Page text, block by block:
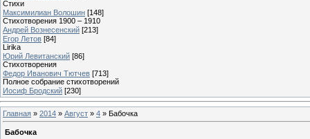
Стихи
Максимилиан Волошин [148]
Стихотворения 1900 – 1910
Андрей Вознесенский [213]
Егор Летов [84]
Lirika
Юрий Левитанский [86]
Стихотворения
Федор Иванович Тютчев [713]
Полное собрание стихотворений
Иосиф Бродский [230]
Главная » 2014 » Август » 4 » Бабочка
Бабочка